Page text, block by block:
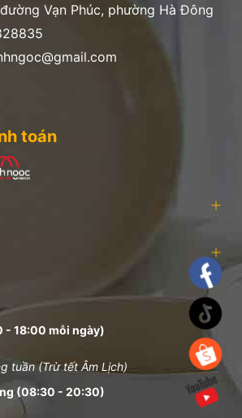
Vạn Phúc, phường Hà Đông
toán
- 18:00 mỗi ngày)
tuần (Trừ tết Âm Lịch)
(08:30 - 20:30)